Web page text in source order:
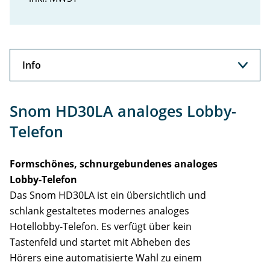
Info
Support
Snom HD30LA analoges Lobby-
Telefon
Formschönes, schnurgebundenes analoges
Lobby-Telefon
Das Snom HD30LA ist ein übersichtlich und
schlank gestaltetes modernes analoges
Hotellobby-Telefon. Es verfügt über kein
Tastenfeld und startet mit Abheben des
Hörers eine automatisierte Wahl zu einem